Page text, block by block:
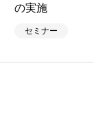
の実施
セミナー